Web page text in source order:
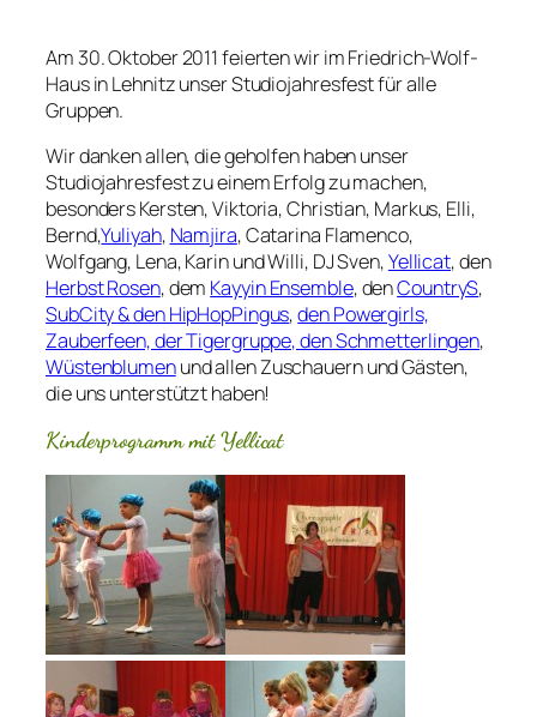
Am 30. Oktober 2011 feierten wir im Friedrich-Wolf-
Haus in Lehnitz unser Studiojahresfest für alle
Gruppen.
Wir danken allen, die geholfen haben unser
Studiojahresfest zu einem Erfolg zu machen,
besonders Kersten, Viktoria, Christian, Markus, Elli,
Bernd,Yuliyah, Namjira, Catarina Flamenco,
Wolfgang, Lena, Karin und Willi, DJ Sven,Yellicat, den
Herbst Rosen, dem Kayyin Ensemble, denCountryS,
SubCity & den HipHopPingus,den Powergirls,
Zauberfeen, der Tigergruppe, den Schmetterlingen,
Wüstenblumenund allen Zuschauern und Gästen,
die uns unterstützt haben!
Kinderprogramm mit Yellicat